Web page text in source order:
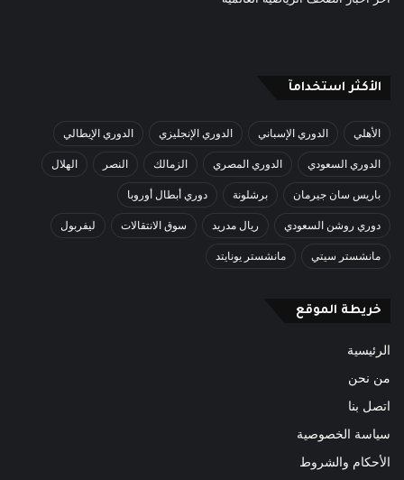
الأكثر استخدامآ
الأهلي الدوري الإسباني الدوري الإنجليزي الدوري الإيطالي
الدوري السعودي الدوري المصري الزمالك النصر الهلال
باريس سان جيرمان برشلونة دوري أبطال أوروبا
دوري روشن السعودي ريال مدريد سوق الانتقالات ليفربول
مانشستر سيتي مانشستر يونايتد
خريطة الموقع
الرئيسية
من نحن
اتصل بنا
سياسة الخصوصية
الأحكام والشروط